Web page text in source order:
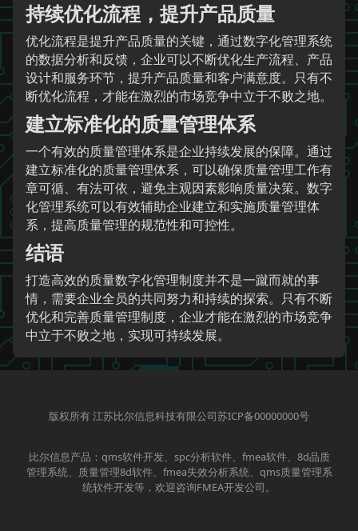
持续优化流程，提升产品质量
优化流程是提升产品质量的关键，通过数字化管理系统
的数据分析和反馈，企业可以不断优化生产流程、产品
设计和服务环节，提升产品质量和客户满意度。只有不
断优化流程，才能在激烈的市场竞争中立于不败之地。
建立标准化的质量管理体系
一个有效的质量管理体系是企业持续发展的保障。通过
建立标准化的质量管理体系，可以确保质量管理工作有
章可循、有法可依，避免主观因素影响质量决策。数字
化管理系统可以有效辅助企业建立和实施质量管理体
系，提高质量管理的规范性和可控性。
结语
打造高效的质量数字化管理制度并不是一蹴而就的事
情，需要企业全员的共同努力和持续的探索。只有不断
优化和完善质量管理制度，企业才能在激烈的市场竞争
中立于不败之地，实现可持续发展。
版权所有 江苏比尔信息科技有限公司苏ICP备00000000号
比尔信息产品：qms软件开发、spc分析软件、fmea软件、8d品质
管理系统、质量管理8d软件、fmea失效分析系统、qms质量管理系
统软件开发等，欢迎咨询FMEA开发公司。